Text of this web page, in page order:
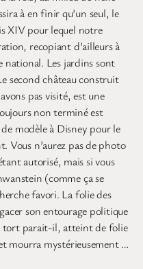
à en finir qu’un seul, le
XIV pour lequel notre
recopiant d’ailleurs à
national. Les jardins sont
second château construit
pas visité, est une
non terminé est
modèle à Disney pour le
Vous n’aurez pas de photo
autorisé, mais si vous
(comme ça se
favori. La folie des
son entourage politique
tort parait-il, atteint de folie
mourra mystérieusement …